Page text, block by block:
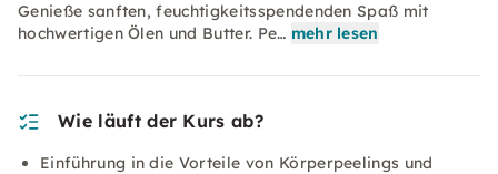
Genieße sanften, feuchtigkeitsspendenden Spaß mit
hochwertigen Ölen und Butter. Pe… mehr lesen
Wie läuft der Kurs ab?
Einführung in die Vorteile von Körperpeelings und